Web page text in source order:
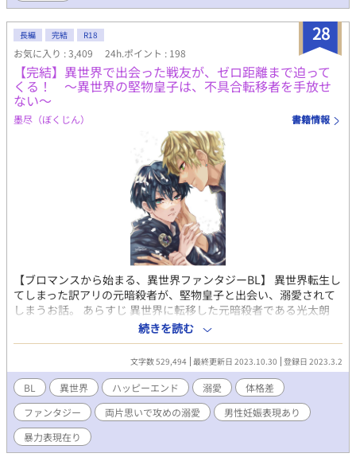
28
長編 完結 R18
お気に入り : 3,409 24h.ポイント : 198
【完結】異世界で出会った戦友が、ゼロ距離まで迫って
くる！ ～異世界の堅物皇子は、不具合転移者を手放せ
ない～
墨尽（ぼくじん） 書籍情報
【ブロマンスから始まる、異世界ファンタジーBL】 異世界転生し
てしまった訳アリの元暗殺者が、堅物皇子と出会い、溺愛されて
しまうお話。 あらすじ 異世界に転移した元暗殺者である光太朗
は、戦場で国の皇子リーリュイと出会う 二人は妙に馬が合い、戦
友と認め合うほどの仲になった なんだかんだあって離れ離れにな
った後、再会したリーリュイが何だかおかしい 戦友の距離感っ
て、どれくらい？こんなに近いのか？ そんなこんなで光太朗に執
着する聖魔導士まで現れて、ますます事態はこじれていく 戦友の
距離感が掴めないまま二人は絆を深めていくも、光太朗には二人
の恋路を邪魔するほどの、隠された過去があった 戦友の壁を打ち
破る堅物皇子リーリュイ × 無自覚無鉄砲な光太朗の じれじれな
恋のお話 ※ご注意 〇二人が恋に落ちるのはかなり先です。それま
続きを読む
文字数 529,494 最終更新日 2023.10.30 登録日 2023.3.2
BL 異世界 ハッピーエンド 溺愛
体格差
ファンタジー
両片思いで攻めの溺愛
男性妊娠表現あり
暴力表現在り